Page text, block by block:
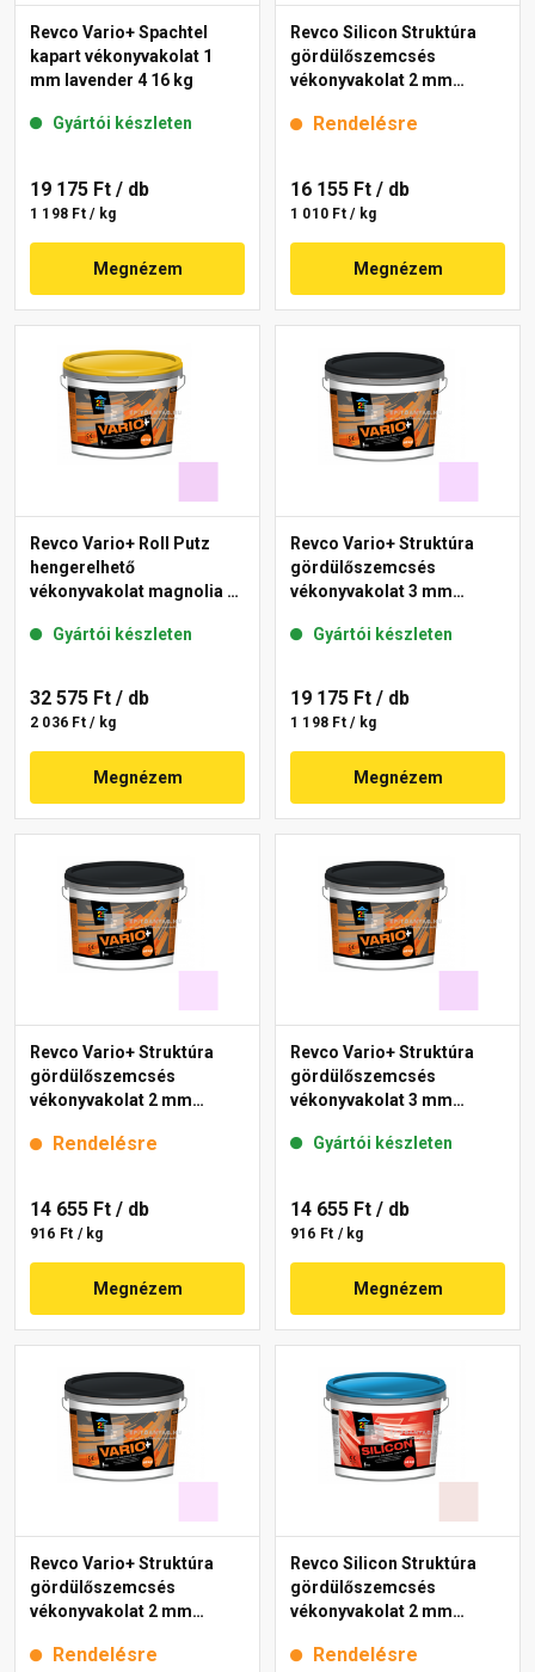
Revco Vario+ Spachtel
kapart vékonyvakolat 1
mm lavender 4 16 kg
Gyártói készleten
19 175 Ft / db
1 198 Ft / kg
Megnézem
Revco Silicon Struktúra
gördülőszemcsés
vékonyvakolat 2 mm
Rendelésre
16 155 Ft / db
1 010 Ft / kg
Megnézem
Revco Vario+ Roll Putz
hengerelhető
vékonyvakolat magnolia 4
Gyártói készleten
32 575 Ft / db
2 036 Ft / kg
Megnézem
Revco Vario+ Struktúra
gördülőszemcsés
vékonyvakolat 3 mm
Gyártói készleten
19 175 Ft / db
1 198 Ft / kg
Megnézem
Revco Vario+ Struktúra
gördülőszemcsés
vékonyvakolat 2 mm
Rendelésre
14 655 Ft / db
916 Ft / kg
Megnézem
Revco Vario+ Struktúra
gördülőszemcsés
vékonyvakolat 3 mm
Gyártói készleten
14 655 Ft / db
916 Ft / kg
Megnézem
Revco Vario+ Struktúra
gördülőszemcsés
vékonyvakolat 2 mm
Rendelésre
Revco Silicon Struktúra
gördülőszemcsés
vékonyvakolat 2 mm
Rendelésre